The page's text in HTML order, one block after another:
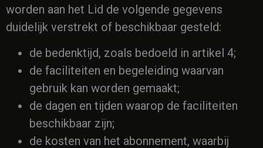
worden aan het Lid de volgende gegevens
duidelijk verstrekt of beschikbaar gesteld:
de bedenktijd, zoals bedoeld in artikel 4;
de faciliteiten en begeleiding waarvan
gebruik kan worden gemaakt;
de dagen en tijden waarop de faciliteiten
beschikbaar zijn;
de kosten van het abonnement, waarbij